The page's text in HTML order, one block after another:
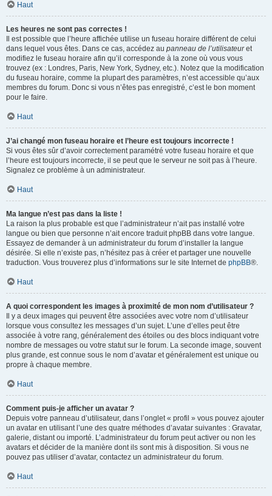
Haut
Les heures ne sont pas correctes !
Il est possible que l’heure affichée utilise un fuseau horaire différent de celui
dans lequel vous êtes. Dans ce cas, accédez au panneau de l’utilisateuret
modifiez le fuseau horaire afin qu’il corresponde à la zone où vous vous
trouvez (ex : Londres, Paris, New York, Sydney, etc.). Notez que la modification
du fuseau horaire, comme la plupart des paramètres, n’est accessible qu’aux
membres du forum. Donc si vous n’êtes pas enregistré, c’est le bon moment
pour le faire.
Haut
J’ai changé mon fuseau horaire et l’heure est toujours incorrecte !
Si vous êtes sûr d’avoir correctement paramétré votre fuseau horaire et que
l’heure est toujours incorrecte, il se peut que le serveur ne soit pas à l’heure.
Signalez ce problème à un administrateur.
Haut
Ma langue n’est pas dans la liste !
La raison la plus probable est que l’administrateur n’ait pas installé votre
langue ou bien que personne n’ait encore traduit phpBB dans votre langue.
Essayez de demander à un administrateur du forum d’installer la langue
désirée. Si elle n’existe pas, n’hésitez pas à créer et partager une nouvelle
traduction. Vous trouverez plus d’informations sur le site Internet de phpBB®.
Haut
A quoi correspondent les images à proximité de mon nom d’utilisateur ?
Il y a deux images qui peuvent être associées avec votre nom d’utilisateur
lorsque vous consultez les messages d’un sujet. L’une d’elles peut être
associée à votre rang, généralement des étoiles ou des blocs indiquant votre
nombre de messages ou votre statut sur le forum. La seconde image, souvent
plus grande, est connue sous le nom d’avatar et généralement est unique ou
propre à chaque membre.
Haut
Comment puis-je afficher un avatar ?
Depuis votre panneau d’utilisateur, dans l’onglet « profil » vous pouvez ajouter
un avatar en utilisant l’une des quatre méthodes d’avatar suivantes : Gravatar,
galerie, distant ou importé. L’administrateur du forum peut activer ou non les
avatars et décider de la manière dont ils sont mis à disposition. Si vous ne
pouvez pas utiliser d’avatar, contactez un administrateur du forum.
Haut